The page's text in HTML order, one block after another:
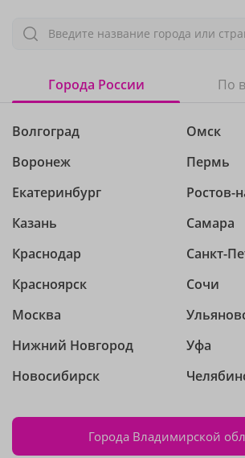
Введите название города или
Города России По
Волгоград
Воронеж
Екатеринбург
Казань
Краснодар
Красноярск
Москва
Нижний Новгород
Новосибирск
Омск
Пермь
Ростов-
Самара
Санкт-
Сочи
Уфа
Города Владимирской